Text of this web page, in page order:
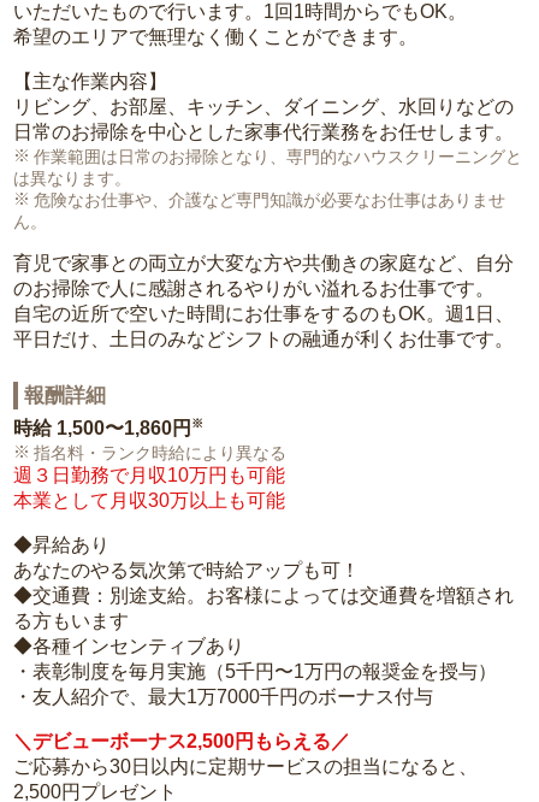
いただいたもので行います。1回1時間からでもOK。
希望のエリアで無理なく働くことができます。
【主な作業内容】
リビング、お部屋、キッチン、ダイニング、水回りなどの
日常のお掃除を中心とした家事代行業務をお任せします。
作業範囲は日常のお掃除となり、専門的なハウスクリーニングと
は異なります。
危険なお仕事や、介護など専門知識が必要なお仕事はありませ
ん。
育児で家事との両立が大変な方や共働きの家庭など、自分
のお掃除で人に感謝されるやりがい溢れるお仕事です。
自宅の近所で空いた時間にお仕事をするのもOK。週1日、
平日だけ、土日のみなどシフトの融通が利くお仕事です。
報酬詳細
時給 1,500〜1,860円 ※
指名料・ランク時給により異なる
週３日勤務で月収10万円も可能
本業として月収30万以上も可能
◆昇給あり
あなたのやる気次第で時給アップも可！
◆交通費：別途支給。お客様によっては交通費を増額され
る方もいます
◆各種インセンティブあり
・表彰制度を毎月実施（5千円〜1万円の報奨金を授与）
・友人紹介で、最大1万7000千円のボーナス付与
＼デビューボーナス2,500円もらえる／
ご応募から30日以内に定期サービスの担当になると、
2,500円プレゼント